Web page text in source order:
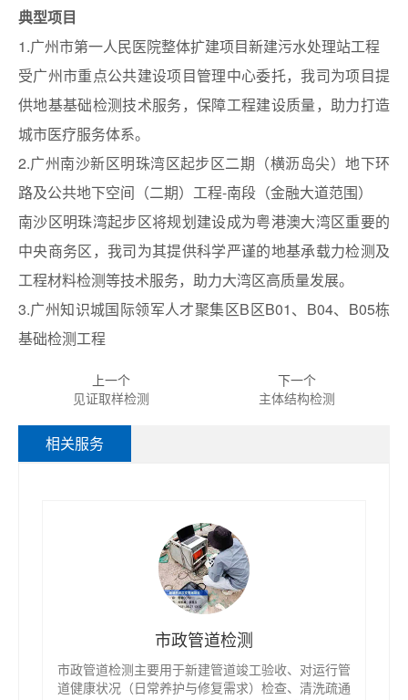
典型项目
1.广州市第一人民医院整体扩建项目新建污水处理站工程
受广州市重点公共建设项目管理中心委托，我司为项目提
供地基基础检测技术服务，保障工程建设质量，助力打造
城市医疗服务体系。
2.广州南沙新区明珠湾区起步区二期（横沥岛尖）地下环
路及公共地下空间（二期）工程-南段（金融大道范围）
南沙区明珠湾起步区将规划建设成为粤港澳大湾区重要的
中央商务区，我司为其提供科学严谨的地基承载力检测及
工程材料检测等技术服务，助力大湾区高质量发展。
3.广州知识城国际领军人才聚集区B区B01、B04、B05栋
基础检测工程
上一个
见证取样检测
下一个
主体结构检测
相关服务
市政管道检测
市政管道检测主要用于新建管道竣工验收、对运行管
道健康状况（日常养护与修复需求）检查、清洗疏通